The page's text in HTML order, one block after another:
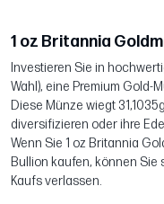
1 oz Britannia
Investieren Sie in
Wahl), eine Premium Gold-
Diese Münze wiegt
diversifizieren oder ihre
Wenn Sie 1 oz Britannia
Bullion kaufen, können Sie
Kaufs verlassen.